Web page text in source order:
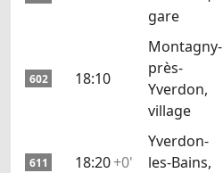
gare
602 18:10
Montagny-
près-
Yverdon,
village
611 18:20+0'
Yverdon-
les-Bains,